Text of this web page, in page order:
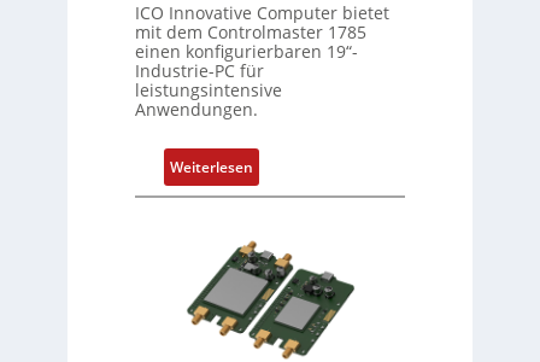
s
e
l
e
m
e
n
t
m
i
t
S
p
ICO Innovative Computer bietet
mit dem Controlmaster 1785
einen konfigurierbaren 19“-
Industrie-PC für
leistungsintensive
Anwendungen.
Weiterlesen:
1
-
Z
o
l
l